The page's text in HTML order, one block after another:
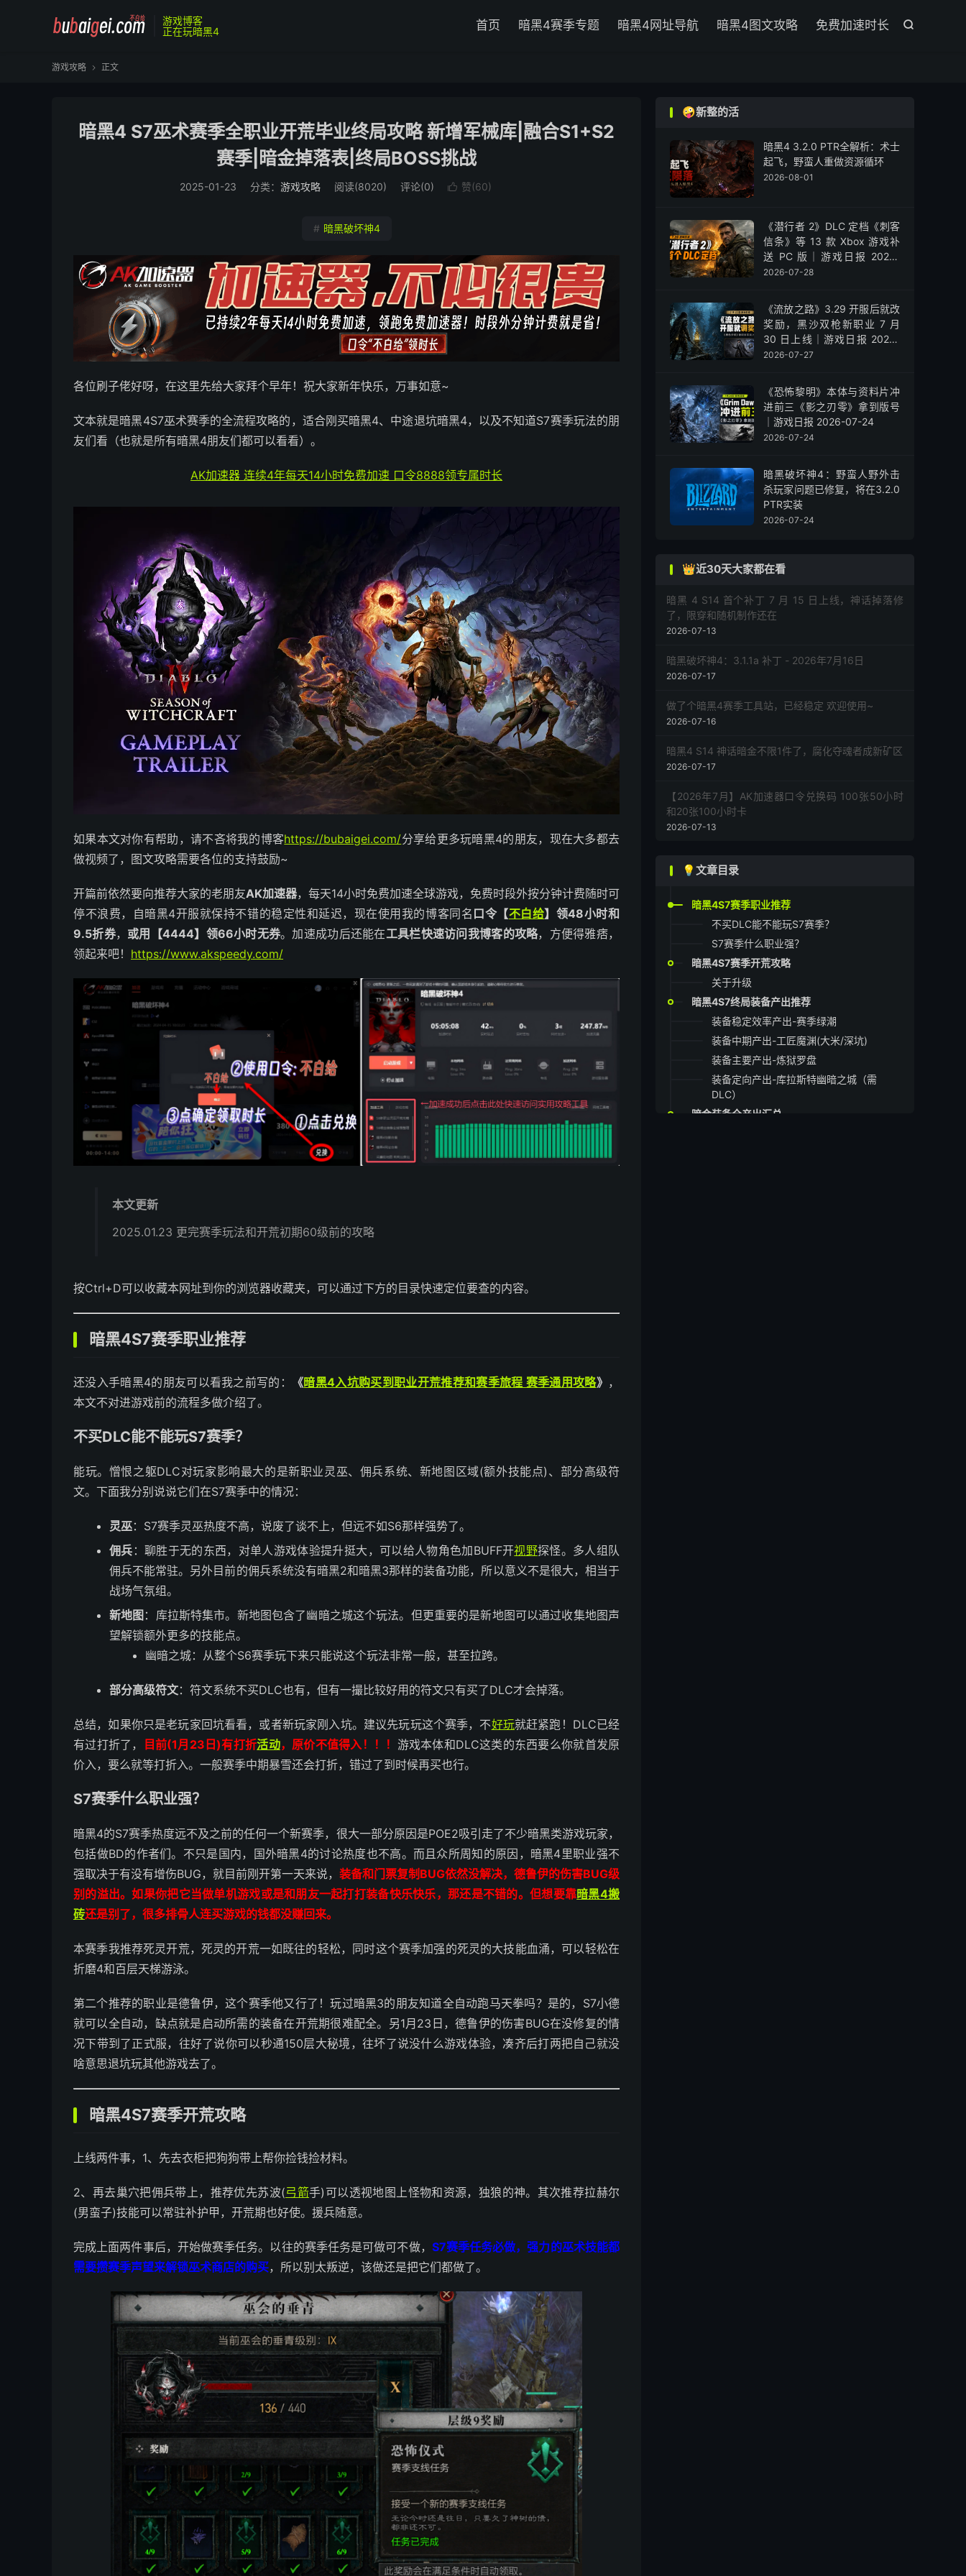
游戏博客
正在玩暗黑4

首页 暗黑4赛季专题 暗黑4网址导航 暗黑4图文攻略 免费加速时长
游戏攻略  正文
暗黑4 S7巫术赛季全职业开荒毕业终局攻略 新增军械库|融合S1+S2
赛季|暗金掉落表|终局BOSS挑战
2025-01-23 分类： 游戏攻略 阅读(8020) 评论(0)  赞(60)
# 暗黑破坏神4
各位刷子佬好呀，在这里先给大家拜个早年！祝大家新年快乐，万事如意~
文本就是暗黑4S7巫术赛季的全流程攻略的，适合刚买暗黑4、中途退坑暗黑4，以及不知道S7赛季玩法的朋
友们看（也就是所有暗黑4朋友们都可以看看）。
AK加速器 连续4年每天14小时免费加速 口令8888领专属时长
如果本文对你有帮助，请不吝将我的博客https://bubaigei.com/分享给更多玩暗黑4的朋友，现在大多都去
做视频了，图文攻略需要各位的支持鼓励~
开篇前依然要向推荐大家的老朋友AK加速器，每天14小时免费加速全球游戏，免费时段外按分钟计费随时可
停不浪费，自暗黑4开服就保持不错的稳定性和延迟，现在使用我的博客同名 口令【不白给】领48小时和
9.5折券， 或用【4444】领66小时无券。加速成功后还能在工具栏快速访问我博客的攻略，方便得雅痞，
领起来吧！ https://www.akspeedy.com/
本文更新
2025.01.23 更完赛季玩法和开荒初期60级前的攻略
按Ctrl+D可以收藏本网址到你的浏览器收藏夹，可以通过下方的目录快速定位要查的内容。
暗黑4S7赛季职业推荐
还没入手暗黑4的朋友可以看我之前写的： 《暗黑4入坑购买到职业开荒推荐和赛季旅程 赛季通用攻略》 ，
本文不对进游戏前的流程多做介绍了。
不买DLC能不能玩S7赛季？
能玩。憎恨之躯DLC对玩家影响最大的是新职业灵巫、佣兵系统、新地图区域(额外技能点)、部分高级符
文。下面我分别说说它们在S7赛季中的情况：
灵巫：S7赛季灵巫热度不高，说废了谈不上，但远不如S6那样强势了。
佣兵 ：聊胜于无的东西，对单人游戏体验提升挺大，可以给人物角色加BUFF开视野探怪。多人组队
佣兵不能常驻。另外目前的佣兵系统没有暗黑2和暗黑3那样的装备功能，所以意义不是很大，相当于
战场气氛组。
新地图 ：库拉斯特集市。新地图包含了幽暗之城这个玩法。但更重要的是新地图可以通过收集地图声
望解锁额外更多的技能点。
幽暗之城：从整个S6赛季玩下来只能说这个玩法非常一般，甚至拉跨。
部分高级符文：符文系统不买DLC也有，但有一撮比较好用的符文只有买了DLC才会掉落。
总结，如果你只是老玩家回坑看看，或者新玩家刚入坑。建议先玩玩这个赛季，不好玩就赶紧跑！DLC已经
有过打折了，
目前(1月23日)有打折活动， 原价不值得入！！！ 游戏本体和DLC这类的东西要么你就首发原
价入，要么就等打折入。一般赛季中期暴雪还会打折，错过了到时候再买也行。
S7赛季什么职业强？
暗黑4的S7赛季热度远不及之前的任何一个新赛季，很大一部分原因是POE2吸引走了不少暗黑类游戏玩家，
包括做BD的作者们。不只是国内，国外暗黑4的讨论热度也不高。而且众所周知的原因，暗黑4里职业强不
强取决于有没有增伤BUG，就目前刚开第一天来说， 装备和门票复制BUG依然没解决，德鲁伊的伤害BUG级
别的溢出。如果你把它当做单机游戏或是和朋友一起打打装备快乐快乐，那还是不错的。但想要靠暗黑4搬
砖还是别了，很多排骨人连买游戏的钱都没赚回来。
本赛季我推荐死灵开荒，死灵的开荒一如既往的轻松，同时这个赛季加强的死灵的大技能血涌，可以轻松在
折磨4和百层天梯游泳。
第二个推荐的职业是德鲁伊，这个赛季他又行了！玩过暗黑3的朋友知道全自动跑马天拳吗？是的，S7小德
就可以全自动，缺点就是启动所需的装备在开荒期很难配全。另1月23日，德鲁伊的伤害BUG在没修复的情
况下带到了正式服，往好了说你可以秒通150层大秘境，往坏了说没什么游戏体验，凑齐后打两把自己就没
啥意思退坑玩其他游戏去了。
暗黑4S7赛季开荒攻略
上线两件事，1、先去衣柜把狗狗带上帮你捡钱捡材料。
2、再去巢穴把佣兵带上，推荐优先苏波(弓箭手)可以透视地图上怪物和资源，独狼的神。其次推荐拉赫尔
(男蛮子)技能可以常驻补护甲，开荒期也好使。援兵随意。
完成上面两件事后，开始做赛季任务。以往的赛季任务是可做可不做， S7赛季任务必做，强力的巫术技能都
需要攒赛季声望来解锁巫术商店的购买，所以别太叛逆，该做还是把它们都做了。
🤪新整的活
暗黑4 3.2.0 PTR全解析：术士
起飞，野蛮人重做资源循环
2026-08-01
《潜行者 2》DLC 定档《刺客
信条》等 13 款 Xbox 游戏补
送 PC 版｜游戏日报 2026-
07-28
2026-07-28
《流放之路》3.29 开服后就改
奖励，黑沙双枪新职业 7 月
30 日上线｜游戏日报 2026-
07-27
2026-07-27
《恐怖黎明》本体与资料片冲
进前三《影之刃零》拿到版号
｜游戏日报 2026-07-24
2026-07-24
暗黑破坏神4：野蛮人野外击
杀玩家问题已修复，将在3.2.0
PTR实装
2026-07-24
👑近30天大家都在看
暗黑 4 S14 首个补丁 7 月 15 日上线，神话掉落修
了，限穿和随机制作还在
2026-07-13
暗黑破坏神4：3.1.1a 补丁 - 2026年7月16日
2026-07-17
做了个暗黑4赛季工具站，已经稳定 欢迎使用~
2026-07-16
暗黑4 S14 神话暗金不限1件了，腐化夺魂者成新矿区
2026-07-17
【2026年7月】AK加速器口令兑换码 100张50小时
和20张100小时卡
2026-07-13
💡文章目录
暗黑4S7赛季职业推荐
不买DLC能不能玩S7赛季？
S7赛季什么职业强？
暗黑4S7赛季开荒攻略
关于升级
暗黑4S7终局装备产出推荐
装备稳定效率产出-赛季绿潮
装备中期产出-工匠魔渊(大米/深坑)
装备主要产出-炼狱罗盘
装备定向产出-库拉斯特幽暗之城（需
DLC）
暗金装备全产出汇总